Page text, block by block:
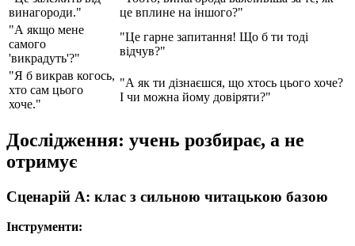
винагороди."
це вплине на іншого?"
"А якщо мене
самого
'викрадуть'?"
"Це гарне запитання! Що б ти тоді
відчув?"
"Я б викрав когось,
хто сам цього
хоче."
"А як ти дізнаєшся, що хтось цього хоче?
І чи можна йому довіряти?"
Дослідження: учень розбирає, а не
отримує
Сценарій А: клас з сильною читацькою базою
Інструменти: